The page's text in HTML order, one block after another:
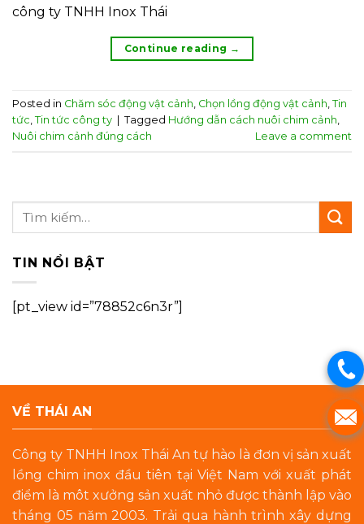
công ty TNHH Inox Thái
Continue reading →
Posted in Chăm sóc động vật cảnh, Chọn lồng động vật cảnh, Tin
tức, Tin tức công ty Tagged Hướng dẫn cách nuôi chim cảnh,
Nuôi chim cảnh đúng cách
Leave a comment
TIN NỔI BẬT
[pt_view id=”78852c6n3r”]
VỀ THÁI AN
Công ty TNHH Inox Thái An tự hào là đơn vị sản xuất
lồng chim inox đầu tiên tại Việt Nam với xuất phát
điểm là môt xưởng sản xuất nhỏ được thành lập vào
tháng 05 năm 2003. Trải qua hành trình xây dựng